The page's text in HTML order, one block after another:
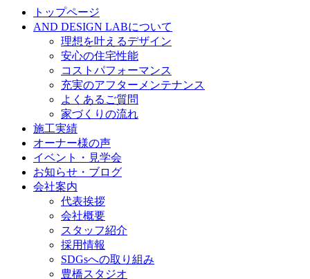
トップページ
AND DESIGN LABについて
理想を叶えるデザイン
安心の住宅性能
コストパフォーマンス
充実のアフターメンテナンス
よくあるご質問
家づくりの流れ
施工実績
オーナー様の声
イベント・見学会
お知らせ・ブログ
会社案内
代表挨拶
会社概要
スタッフ紹介
採用情報
SDGsへの取り組み
豊橋スタジオ